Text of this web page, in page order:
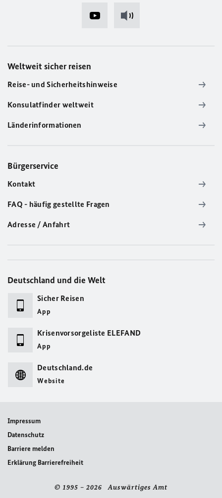
Weltweit sicher reisen
Reise- und Sicherheitshinweise
Konsulatfinder weltweit
Länderinformationen
Bürgerservice
Kontakt
FAQ - häufig gestellte Fragen
Adresse / Anfahrt
Deutschland und die Welt
Sicher Reisen
App
Krisenvorsorgeliste ELEFAND
App
Deutschland.de
Website
Impressum
Datenschutz
Barriere melden
Erklärung Barrierefreiheit
© 1995 – 2026 Auswärtiges Amt